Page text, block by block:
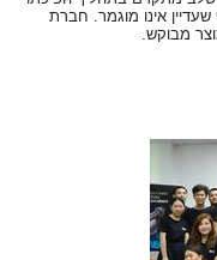
אינו מוגמר. חברת
מבוקש.